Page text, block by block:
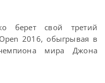
берет свой третий
2016, обыгрывая в
мира Джона